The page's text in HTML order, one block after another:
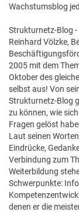
Wachstumsblog
Strukturnetz-Blog
Reinhard Völzke,
2005 mit dem
Oktober des
selbst aus! Von
Strukturnetz-Blog
zu können, wie
Fragen gelöst
Laut seinen
Eindrücke,
Verbindung zum
Weiterbildung
Schwerpunkte:
denen er die